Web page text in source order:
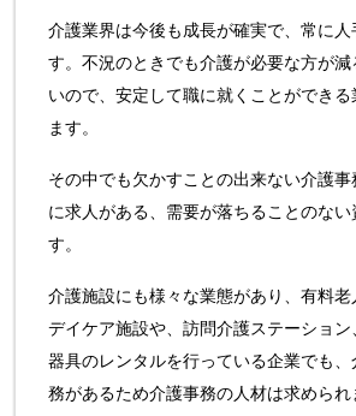
介護業界は今後も成長が確実で、常に
す。不況のときでも介護が必要な方が
いので、安定して職に就くことができる
ます。
その中でも欠かすことの出来ない介護
に求人がある、需要が落ちることのな
す。
介護施設にも様々な業態があり、有料老
デイケア施設や、訪問介護ステーション
器具のレンタルを行っている企業でも
務があるため介護事務の人材は求められ